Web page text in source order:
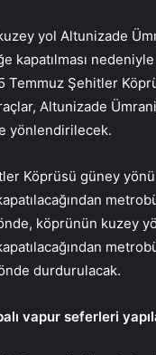
yol Altunizade
kapatılması
Temmuz Şehitler
Altunizade
yönlendirilecek.
Köprüsü güney
köprünün kuzey
durdurulacak.
vapur seferleri